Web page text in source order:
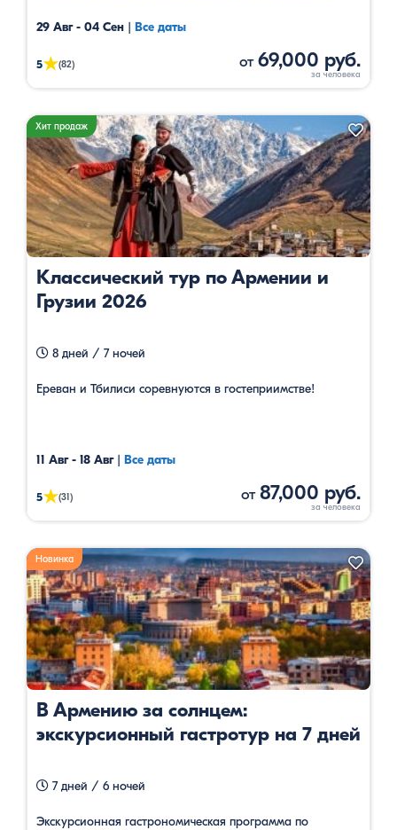
29 Авг - 04 Сен | Все даты
5★(82) от 69,000 руб.
Хит продаж
Классический тур по Армении и
Грузии 2026
8 дней / 7 ночей
Ереван и Тбилиси соревнуются в гостеприимстве!
11 Авг - 18 Авг| Все даты
5★(31) от 87,000 руб.
Новинка
В Армению за солнцем:
экскурсионный гастротур на 7 дней
7 дней / 6 ночей
Экскурсионная гастрономическая программа по